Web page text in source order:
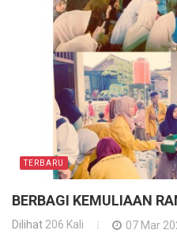
TERBARU
BERBAGI KEMULIAAN
Dilihat 206 Kali 07 Mar